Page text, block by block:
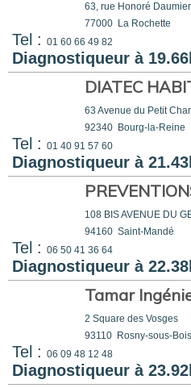
63, rue Honoré Daumier
77000 La Rochette
Tel : 01 60 66 49 82
Diagnostiqueur à
DIATEC
63 Avenue du Petit
92340 Bourg-la-Reine
Tel : 01 40 91 57 60
Diagnostiqueur à
108 BIS AVENUE DU
94160 Saint-Mandé
Tel : 06 50 41 36 64
Diagnostiqueur à
Tamar
2 Square des Vosges
93110 Rosny-sous-Bois
Tel : 06 09 48 12 48
Diagnostiqueur à